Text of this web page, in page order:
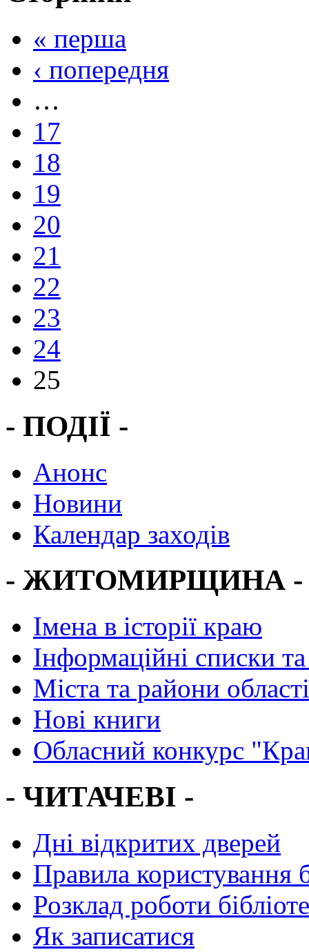
« перша
‹ попередня
…
17
18
19
20
21
22
23
24
25
- ПОДІЇ -
Анонс
Новини
Календар заходів
- ЖИТОМИРЩИНА -
Імена в історії краю
Інформаційні списки
Міста та райони області
Нові книги
Обласний конкурс
- ЧИТАЧЕВІ -
Дні відкритих дверей
Правила користування
Розклад роботи
Як записатися